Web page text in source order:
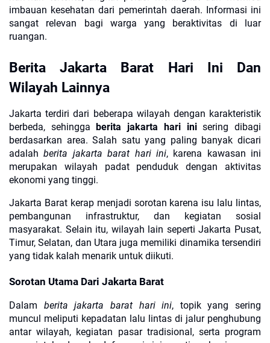
imbauan kesehatan dari pemerintah daerah. Informasi ini
sangat relevan bagi warga yang beraktivitas di luar
ruangan.
Berita Jakarta Barat Hari Ini Dan
Wilayah Lainnya
Jakarta terdiri dari beberapa wilayah dengan karakteristik
berbeda, sehinggaberita jakarta hari inisering dibagi
berdasarkan area. Salah satu yang paling banyak dicari
adalahberita jakarta barat hari ini, karena kawasan ini
merupakan wilayah padat penduduk dengan aktivitas
ekonomi yang tinggi.
Jakarta Barat kerap menjadi sorotan karena isu lalu lintas,
pembangunan infrastruktur, dan kegiatan sosial
masyarakat. Selain itu, wilayah lain seperti Jakarta Pusat,
Timur, Selatan, dan Utara juga memiliki dinamika tersendiri
yang tidak kalah menarik untuk diikuti.
Sorotan Utama Dari Jakarta Barat
Dalam berita jakarta barat hari ini, topik yang sering
muncul meliputi kepadatan lalu lintas di jalur penghubung
antar wilayah, kegiatan pasar tradisional, serta program